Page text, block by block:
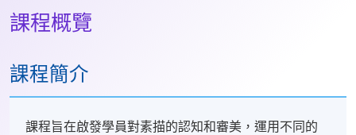
課程概覽
課程簡介
課程旨在啟發學員對素描的認知和審美，運用不同的